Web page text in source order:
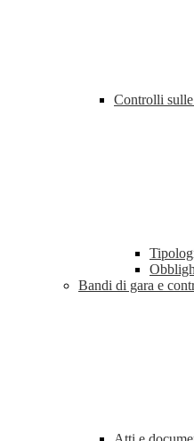
Controlli
Bandi di gara e